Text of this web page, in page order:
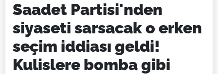
Saadet Partisi'nden
siyaseti sarsacak o erken
seçim iddiası geldi!
Kulislere bomba gibi